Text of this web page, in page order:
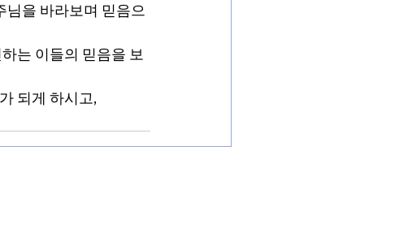
님을 바라보며 믿음으
는 이들의 믿음을 보
되게 하시고,